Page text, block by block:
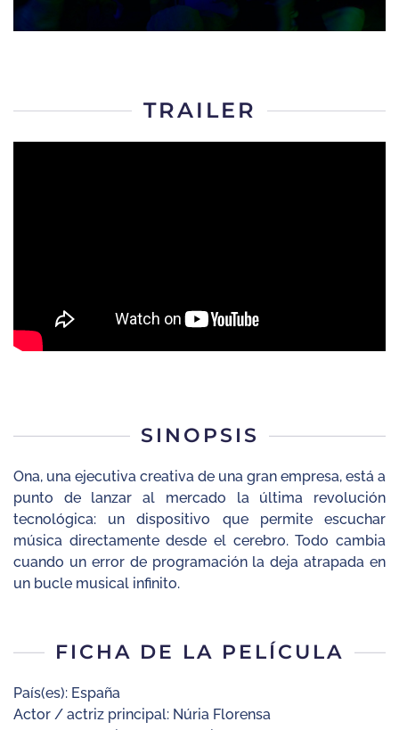
TRAILER
SINOPSIS
Ona, una ejecutiva creativa de una gran empresa, está a
punto de lanzar al mercado la última revolución
tecnológica: un dispositivo que permite escuchar
música directamente desde el cerebro. Todo cambia
cuando un error de programación la deja atrapada en
un bucle musical infinito.
FICHA DE LA PELÍCULA
País(es): España
Actor / actriz principal: Núria Florensa